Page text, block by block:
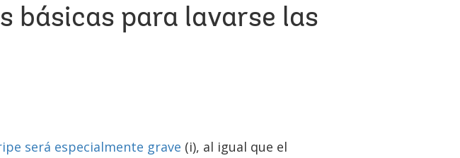
básicas para lavarse las
será especialmente grave (i), al igual que el